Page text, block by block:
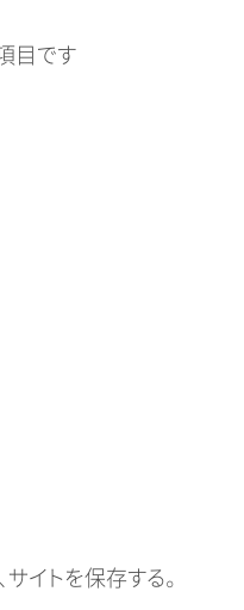
目です
イトを保存する。